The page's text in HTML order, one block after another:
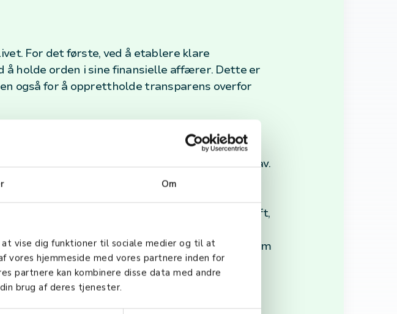
Om
vise dig funktioner til sociale medier og til at
vores hjemmeside med vores partnere inden for
partnere kan kombinere disse data med andre
brug af deres tjenester.
For det første, ved å etablere klare
holde orden i sine finansielle affærer. Dette er
også for å opprettholde transparens overfor
er det avgjørende å forstå bokføringslovens krav.
transaksjoner, samt oppbevaring av disse
juridiske komplikasjoner, men også gi
bokføringslovens prinsipper i daglig drift,
som de legger grunnlaget for solid
digitalisering og automatiserte systemer, som
av finansielle transaksjoner.